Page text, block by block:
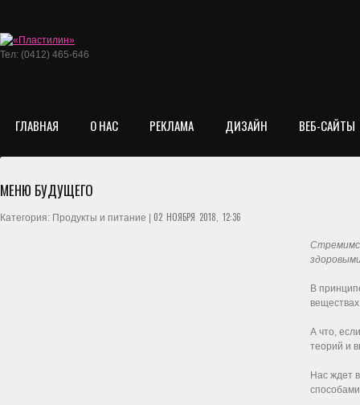
Тел: (0412) 465-646
ГЛАВНАЯ О НАС РЕКЛАМА ДИЗАЙН ВЕБ-САЙТЫ
МЕНЮ БУДУЩЕГО
Категория: Продукты и питание | 02 НОЯБРЯ 2018, 12:36
В
А что,
теорий и
Нас ждет